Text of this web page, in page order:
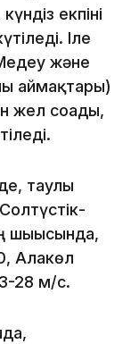
екпіні
Іле
және
аймақтары)
жел соғады,
таулы
шығысында,
Алакөл
28 м/с.